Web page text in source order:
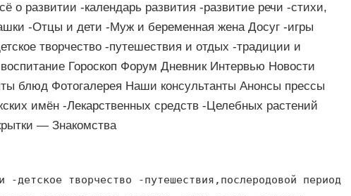
о развитии -календарь развития -развитие речи -стихи,
-Отцы и дети -Муж и беременная жена Досуг -игры
творчество -путешествия и отдых -традиции и
Гороскоп Форум Дневник Интервью Новости
блюд Фотогалерея Наши консультанты Анонсы прессы
имён -Лекарственных средств -Целебных растений
— Знакомства
-детское творчество -путешествия,послеродовой период